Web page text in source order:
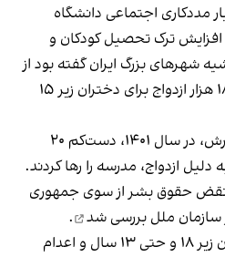
مددکاری اجتماعی دانشگاه
افزایش ترک تحصیل کودکان و
شهرهای بزرگ ایران گفته بود از
سال ۱۳۹۶ تا ۱۴۰۱، حدود ۱۸۴ هزار ازدواج برای دختران زیر ۱۵
طبق آمار وزارت آموزش و پرورش، در سال ۱۴۰۱، دست‌کم ۲۰
رها کردند.
نقض حقوق بشر از سوی جمهوری
ملل بررسی شد
.
سال و
اعدام